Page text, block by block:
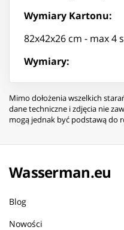
Wymiary Kartonu:
82x42x26 cm - max 4
Wymiary:
Mimo dołożenia wszelkich
dane techniczne i zdjęcia nie
mogą jednak być podstawą do
Wasserman.eu
Blog
Nowości